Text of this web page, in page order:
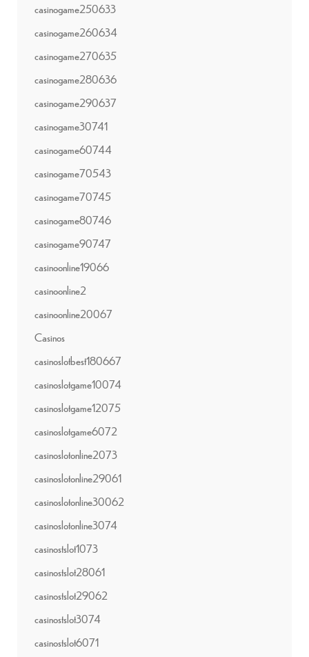
casinogame250633
casinogame260634
casinogame270635
casinogame280636
casinogame290637
casinogame30741
casinogame60744
casinogame70543
casinogame70745
casinogame80746
casinogame90747
casinoonline19066
casinoonline2
casinoonline20067
Casinos
casinoslotbest180667
casinoslotgame10074
casinoslotgame12075
casinoslotgame6072
casinoslotonline2073
casinoslotonline29061
casinoslotonline30062
casinoslotonline3074
casinostslot1073
casinostslot28061
casinostslot29062
casinostslot3074
casinostslot6071